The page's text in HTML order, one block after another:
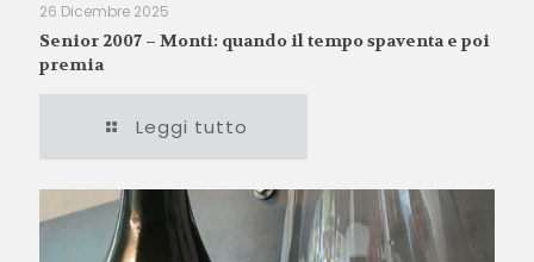
26 Dicembre 2025
Senior 2007 – Monti: quando il tempo spaventa e poi
premia
Leggi tutto